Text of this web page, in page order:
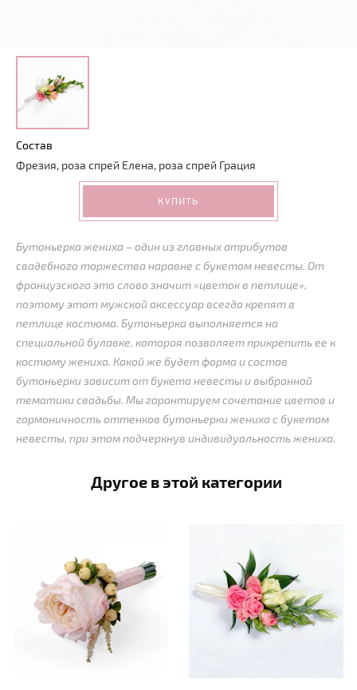
Состав
Фрезия, роза спрей Елена, роза спрей Грация
КУПИТЬ
Бутоньерка жениха – один из главных атрибутов
свадебного торжества наравне с букетом невесты. От
французского это слово значит «цветок в петлице»,
поэтому этот мужской аксессуар всегда крепят в
петлице костюма. Бутоньерка выполняется на
специальной булавке, которая позволяет прикрепить ее к
костюму жениха. Какой же будет форма и состав
бутоньерки зависит от букета невесты и выбранной
тематики свадьбы. Мы гарантируем сочетание цветов и
гармоничность оттенков бутоньерки жениха с букетом
невесты, при этом подчеркнув индивидуальность жениха.
Другое в этой категории